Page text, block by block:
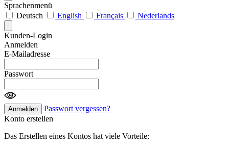
Sprachenmenü
Deutsch
English Français Nederlands
Kunden-Login
Anmelden
E-Mailadresse
Passwort
Anmelden
Passwort vergessen?
Konto erstellen
Das Erstellen eines Kontos hat viele Vorteile: